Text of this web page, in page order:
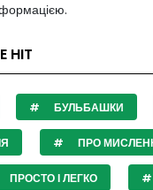
HIT
БУЛЬБАШКИ
ПРО
ПРОСТО І ЛЕГКО